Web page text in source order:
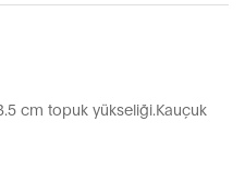
cm topuk yükseliği.Kauçuk